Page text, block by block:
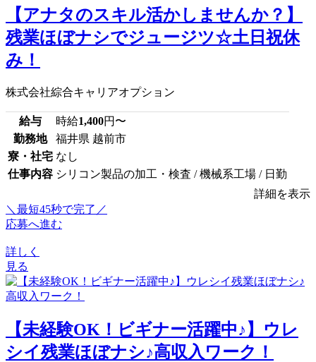
【アナタのスキル活かしませんか？】
残業ほぼナシでジュージツ☆土日祝休
み！
株式会社綜合キャリアオプション
給与 時給1,400円〜
勤務地
福井県 越前市
寮・社宅 なし
仕事内容 シリコン製品の加工・検査 / 機械系工場 / 日勤
詳細を表示
＼最短45秒で完了／
応募へ進む
詳しく
見る
【未経験OK！ビギナー活躍中♪】ウレ
シイ残業ほぼナシ♪高収入ワーク！